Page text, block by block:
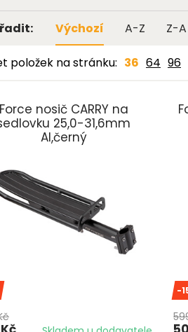
Výchozí A-Z Z-A
položek na stránku: 36 64 96
nosič CARRY na
25,0-31,6mm
Al,černý
-